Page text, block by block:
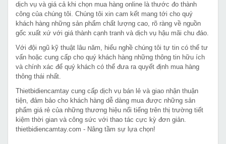
dịch vụ và giá cả khi chọn mua hàng online là thước đo thành
công của chúng tôi. Chúng tôi xin cam kết mang tới cho quý
khách hàng những sản phẩm chất lượng cao, rõ ràng về nguồn
gốc xuất xứ với giá thành cạnh tranh và dịch vụ hậu mãi chu đáo.
Với đội ngũ kỹ thuật lâu năm, hiểu nghề chúng tôi tự tin có thể tư
vấn hoặc cung cấp cho quý khách hàng những thông tin hữu ích
và chính xác để quý khách có thể đưa ra quyết định mua hàng
thông thái nhất.
Thietbidiencamtay cung cấp dịch vụ bán lẻ và giao nhận thuận
tiện, đảm bảo cho khách hàng dễ dàng mua được những sản
phẩm giá rẻ của những thương hiệu nổi tiếng trên thị trường tiết
kiệm thời gian và công sức với thao tác cực kỳ đơn giản.
thietbidiencamtay.com - Nâng tầm sự lựa chọn!